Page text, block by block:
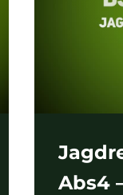
Abs4